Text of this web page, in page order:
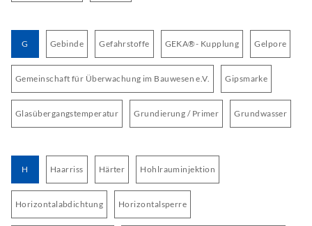
G Gebinde Gefahrstoffe GEKA®- Kupplung Gelpore
Gemeinschaft für Überwachung im Bauwesen e.V. Gipsmarke
Glasübergangstemperatur Grundierung / Primer Grundwasser
H Haarriss Härter Hohlrauminjektion
Horizontalabdichtung Horizontalsperre